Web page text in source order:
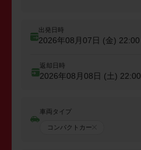
出発日時
2026年08月07日 (金) 22:00
返却日時
2026年08月08日 (土) 22:00
車両タイプ
コンパクトカー